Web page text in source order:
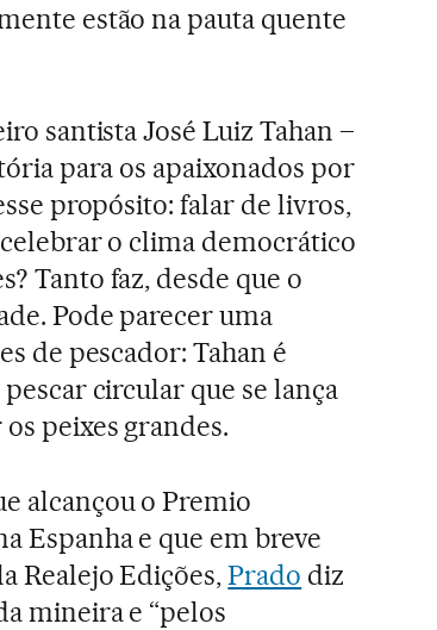
estão na pauta quente
santista José Luiz Tahan –
para os apaixonados por
propósito: falar de livros,
celebrar o clima democrático
Tanto faz, desde que o
Pode parecer uma
de pescador: Tahan é
circular que se lança
peixes grandes.
alcançou o Premio
Espanha e que em breve
Realejo Edições,Prado diz
mineira e “pelos